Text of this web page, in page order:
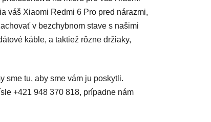
váš Xiaomi Redmi 6 Pro pred nárazmi,
v bezchybnom stave s našimi
káble, a taktiež rôzne držiaky,
sme tu, aby sme vám ju poskytli.
+421 948 370 818, prípadne nám